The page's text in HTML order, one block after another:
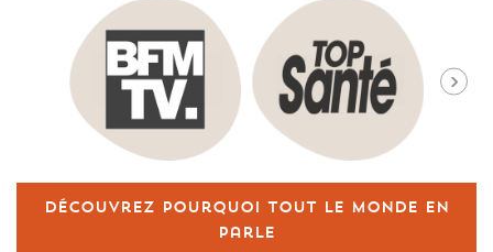
Découvrez pourquoi tout le monde en
parle